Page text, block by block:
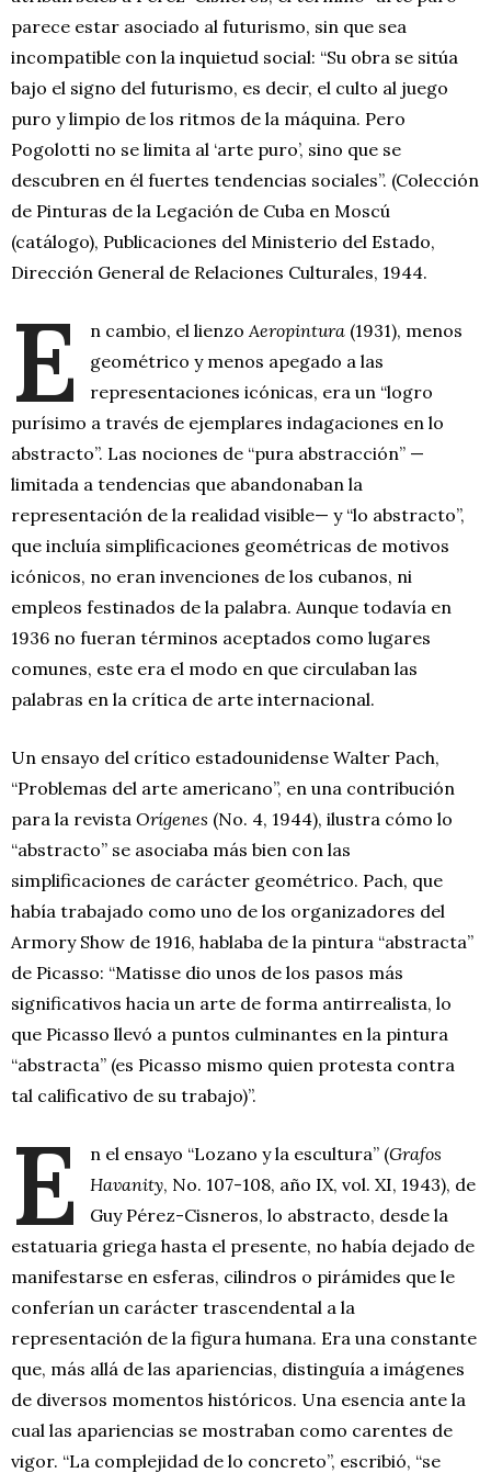
parece estar asociado al futurismo, sin que sea
incompatible con la inquietud social: “Su obra se sitúa
bajo el signo del futurismo, es decir, el culto al juego
puro y limpio de los ritmos de la máquina. Pero
Pogolotti no se limita al ‘arte puro’, sino que se
descubren en él fuertes tendencias sociales”. (Colección
de Pinturas de la Legación de Cuba en Moscú
(catálogo), Publicaciones del Ministerio del Estado,
Dirección General de Relaciones Culturales, 1944.
E n cambio, el lienzo Aeropintura (1931), menos
geométrico y menos apegado a las
representaciones icónicas, era un “logro
purísimo a través de ejemplares indagaciones en lo
abstracto”. Las nociones de “pura abstracción” —
limitada a tendencias que abandonaban la
representación de la realidad visible— y “lo abstracto”,
que incluía simplificaciones geométricas de motivos
icónicos, no eran invenciones de los cubanos, ni
empleos festinados de la palabra. Aunque todavía en
1936 no fueran términos aceptados como lugares
comunes, este era el modo en que circulaban las
palabras en la crítica de arte internacional.
Un ensayo del crítico estadounidense Walter Pach,
“Problemas del arte americano”, en una contribución
para la revista Orígenes (No. 4, 1944), ilustra cómo lo
“abstracto” se asociaba más bien con las
simplificaciones de carácter geométrico. Pach, que
había trabajado como uno de los organizadores del
Armory Show de 1916, hablaba de la pintura “abstracta”
de Picasso: “Matisse dio unos de los pasos más
significativos hacia un arte de forma antirrealista, lo
que Picasso llevó a puntos culminantes en la pintura
“abstracta” (es Picasso mismo quien protesta contra
tal calificativo de su trabajo)”.
E n el ensayo “Lozano y la escultura” (Grafos
Havanity, No. 107-108, año IX, vol. XI, 1943), de
Guy Pérez-Cisneros, lo abstracto, desde la
estatuaria griega hasta el presente, no había dejado de
manifestarse en esferas, cilindros o pirámides que le
conferían un carácter trascendental a la
representación de la figura humana. Era una constante
que, más allá de las apariencias, distinguía a imágenes
de diversos momentos históricos. Una esencia ante la
cual las apariencias se mostraban como carentes de
vigor. “La complejidad de lo concreto”, escribió, “se